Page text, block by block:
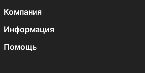
Компания
Информация
Помощь